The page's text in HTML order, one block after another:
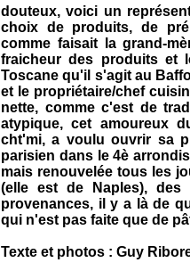
douteux, voici un
choix de produits, de
comme faisait la grand-
fraicheur des produits et
Toscane qu'il s'agit au
et le propriétaire/chef
nette, comme c'est de
atypique, cet amoureux
cht'mi, a voulu ouvrir sa
parisien dans le 4è
mais renouvelée tous les
(elle est de Naples),
provenances, il y a là de
qui n'est pas faite que de
Texte et photos : Guy